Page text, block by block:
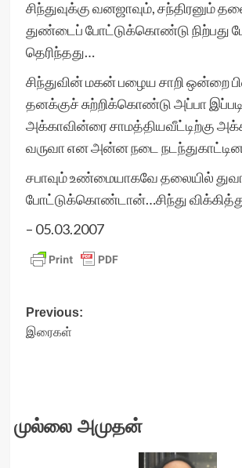
சிந்துவுக்கு வனஜாவும், சந்திரனும்
துண்டைப் போட்டுக்கொண்டு நிற்பது
தெரிந்தது…
சிந்துவின் மகன் பழைய சாறி ஒன்றை
தனக்குச் சுற்றிக்கொண்டு அப்பா
அக்காவின்ரை சாமத்தியவீட்டிற்கு
வருவா என அன்ன நடை
சபாவும் உண்மையாகவே தலையில்
போட்டுக்கொண்டான்…சிந்து
– 05.03.2007
Post
navigation
Previous:
இரைகள்
முல்லை அமுதன்